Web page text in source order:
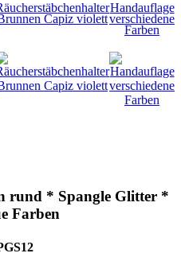
Capiz violett
Handauflage
verschiedene
Farben
rund * Spangle Glitter *
Farben